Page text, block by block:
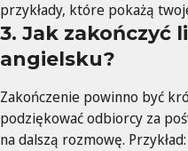
przykłady, które pokażą
3. Jak zakończyć
angielsku?
Zakończenie powinno być
podziękować odbiorcy za
na dalszą rozmowę. Przykład: